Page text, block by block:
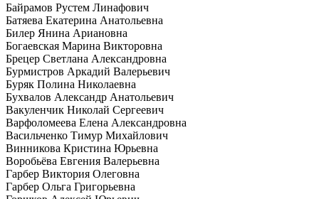
Байрамов Рустем Линафович
Батяева Екатерина Анатольевна
Билер Янина Ариановна
Богаевская Марина Викторовна
Брецер Светлана Александровна
Бурмистров Аркадий Валерьевич
Буряк Полина Николаевна
Бухвалов Александр Анатольевич
Вакуленчик Николай Сергеевич
Варфоломеева Елена Александровна
Васильченко Тимур Михайлович
Винникова Кристина Юрьевна
Воробьёва Евгения Валерьевна
Гарбер Виктория Олеговна
Гарбер Ольга Григорьевна